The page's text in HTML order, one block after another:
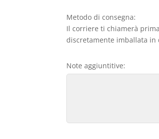
Metodo di consegna:
Il corriere ti chiamerà
discretamente imballata in
Note aggiuntitive: